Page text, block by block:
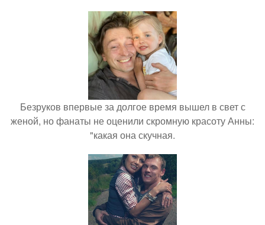
Безруков впервые за долгое время вышел в свет с
женой, но фанаты не оценили скромную красоту Анны:
"какая она скучная.